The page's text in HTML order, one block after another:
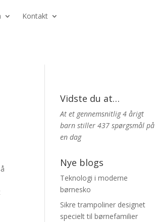
Kontakt
Vidste du at…
At et gennemsnitlig 4 årigt
barn stiller 437 spørgsmål på
en dag
Nye blogs
Teknologi i moderne
børnesko
Sikre trampoliner designet
specielt til børnefamilier